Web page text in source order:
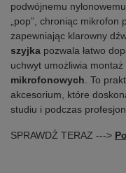
podwójnemu
„pop”, chroniąc mikrofon
zapewniając klarowny
szyjka pozwala łatwo
uchwyt umożliwia montaż
mikrofonowych. To
akcesorium, które
studiu i podczas
SPRAWDŹ TERAZ --->